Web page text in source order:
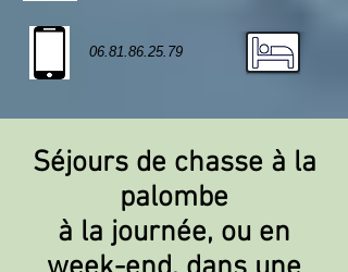
06.81.86.25.79
Séjours de chasse à la
palombe
à la journée, ou en